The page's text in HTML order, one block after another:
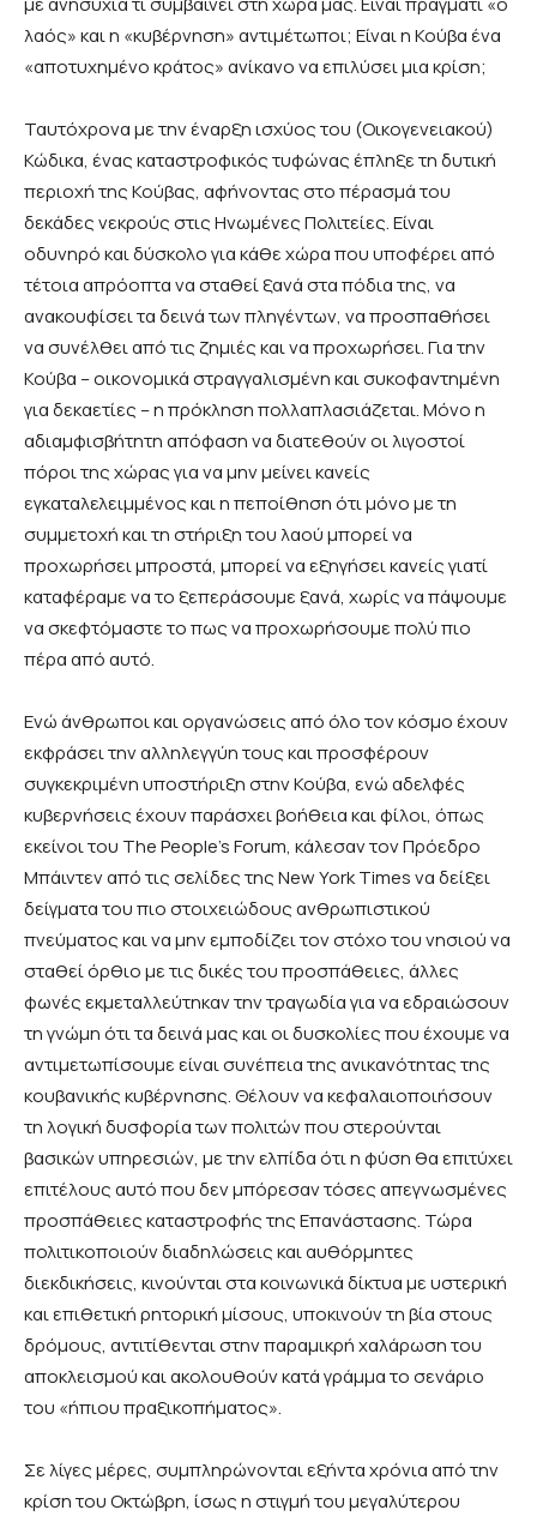
λαός» και η «κυβέρνηση» αντιμέτωποι; Είναι η Κούβα ένα
«αποτυχημένο κράτος» ανίκανο να επιλύσει μια κρίση;
Ταυτόχρονα με την έναρξη ισχύος του (Οικογενειακού)
Κώδικα, ένας καταστροφικός τυφώνας έπληξε τη δυτική
περιοχή της Κούβας, αφήνοντας στο πέρασμά του
δεκάδες νεκρούς στις Ηνωμένες Πολιτείες. Είναι
οδυνηρό και δύσκολο για κάθε χώρα που υποφέρει από
τέτοια απρόοπτα να σταθεί ξανά στα πόδια της, να
ανακουφίσει τα δεινά των πληγέντων, να προσπαθήσει
να συνέλθει από τις ζημιές και να προχωρήσει. Για την
Κούβα – οικονομικά στραγγαλισμένη και συκοφαντημένη
για δεκαετίες – η πρόκληση πολλαπλασιάζεται. Μόνο η
αδιαμφισβήτητη απόφαση να διατεθούν οι λιγοστοί
πόροι της χώρας για να μην μείνει κανείς
εγκαταλελειμμένος και η πεποίθηση ότι μόνο με τη
συμμετοχή και τη στήριξη του λαού μπορεί να
προχωρήσει μπροστά, μπορεί να εξηγήσει κανείς γιατί
καταφέραμε να το ξεπεράσουμε ξανά, χωρίς να πάψουμε
να σκεφτόμαστε το πως να προχωρήσουμε πολύ πιο
πέρα από αυτό.
Ενώ άνθρωποι και οργανώσεις από όλο τον κόσμο έχουν
εκφράσει την αλληλεγγύη τους και προσφέρουν
συγκεκριμένη υποστήριξη στην Κούβα, ενώ αδελφές
κυβερνήσεις έχουν παράσχει βοήθεια και φίλοι, όπως
εκείνοι του The People’s Forum, κάλεσαν τον Πρόεδρο
Μπάιντεν από τις σελίδες της New York Times να δείξει
δείγματα του πιο στοιχειώδους ανθρωπιστικού
πνεύματος και να μην εμποδίζει τον στόχο του νησιού να
σταθεί όρθιο με τις δικές του προσπάθειες, άλλες
φωνές εκμεταλλεύτηκαν την τραγωδία για να εδραιώσουν
τη γνώμη ότι τα δεινά μας και οι δυσκολίες που έχουμε να
αντιμετωπίσουμε είναι συνέπεια της ανικανότητας της
κουβανικής κυβέρνησης. Θέλουν να κεφαλαιοποιήσουν
τη λογική δυσφορία των πολιτών που στερούνται
βασικών υπηρεσιών, με την ελπίδα ότι η φύση θα επιτύχει
επιτέλους αυτό που δεν μπόρεσαν τόσες απεγνωσμένες
προσπάθειες καταστροφής της Επανάστασης. Τώρα
πολιτικοποιούν διαδηλώσεις και αυθόρμητες
διεκδικήσεις, κινούνται στα κοινωνικά δίκτυα με υστερική
και επιθετική ρητορική μίσους, υποκινούν τη βία στους
δρόμους, αντιτίθενται στην παραμικρή χαλάρωση του
αποκλεισμού και ακολουθούν κατά γράμμα το σενάριο
του «ήπιου πραξικοπήματος».
Σε λίγες μέρες, συμπληρώνονται εξήντα χρόνια από την
κρίση του Οκτώβρη, ίσως η στιγμή του μεγαλύτερου